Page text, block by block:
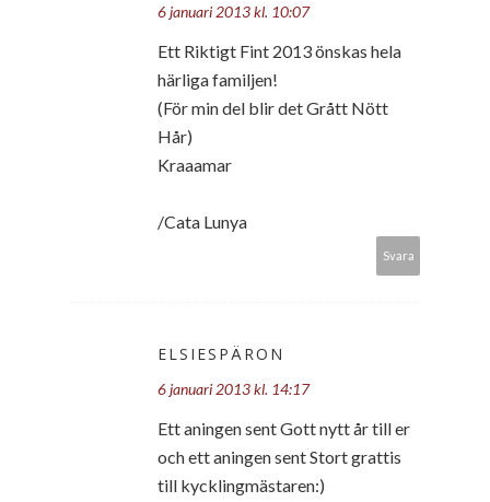
6 januari 2013 kl. 10:07
Ett Riktigt Fint 2013 önskas hela
härliga familjen!
(För min del blir det Grått Nött
Hår)
Kraaamar
/Cata Lunya
Svara
ELSIESPÄRON
6 januari 2013 kl. 14:17
Ett aningen sent Gott nytt år till er
och ett aningen sent Stort grattis
till kycklingmästaren:)